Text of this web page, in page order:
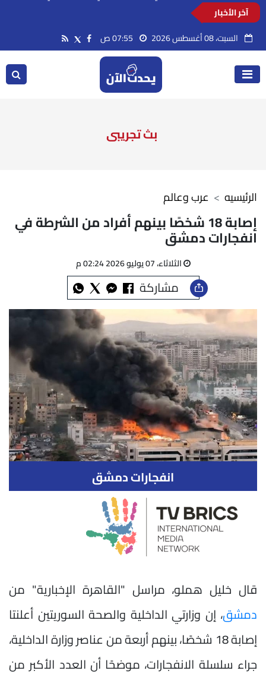
آخر الأخبار
السبت، 08 أغسطس 2026
بث تجريبى
عرب وعالم الرئيسيه
إصابة 18 شخصًا بينهم أفراد من الشرطة في
انفجارات دمشق
الثلاثاء، 07 يوليو 2026 02:24 م
مشاركة
انفجارات دمشق
قال خليل هملو، مراسل "القاهرة الإخبارية" من
دمشق، إن وزارتي الداخلية والصحة السوريتين أعلنتا
إصابة 18 شخصًا، بينهم أربعة من عناصر وزارة الداخلية،
جراء سلسلة الانفجارات، موضحًا أن العدد الأكبر من